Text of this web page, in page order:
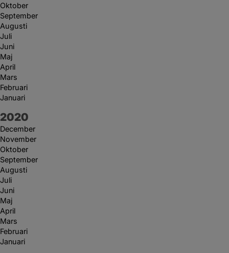
Oktober
September
Augusti
Juli
Juni
Maj
April
Mars
Februari
Januari
År:
2020
December
November
Oktober
September
Augusti
Juli
Juni
Maj
April
Mars
Februari
Januari